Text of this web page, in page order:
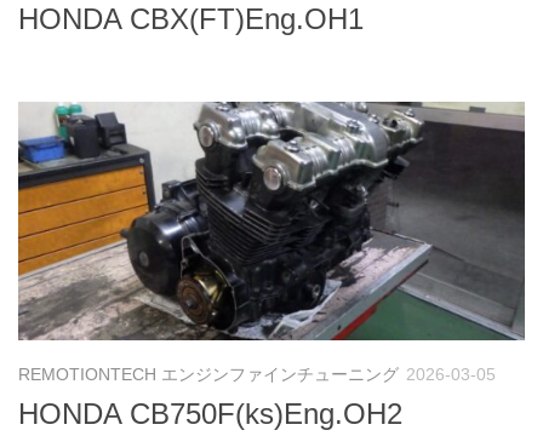
HONDA CBX(FT)Eng.OH1
REMOTIONTECH エンジンファインチューニング 2026-03-05
HONDA CB750F(ks)Eng.OH2